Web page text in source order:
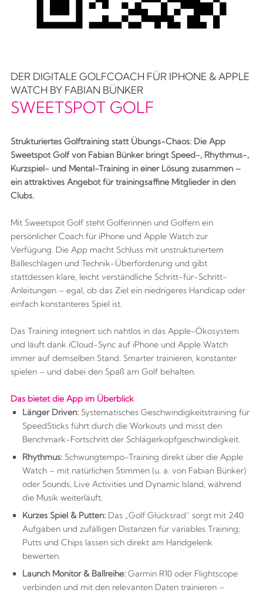
DER DIGITALE GOLFCOACH FÜR IPHONE & APPLE
WATCH BY FABIAN BÜNKER
SWEETSPOT GOLF
Strukturiertes Golftraining statt Übungs-Chaos: Die App
Sweetspot Golf von Fabian Bünker bringt Speed-, Rhythmus-,
Kurzspiel- und Mental-Training in einer Lösung zusammen –
ein attraktives Angebot für trainingsaffine Mitglieder in den
Clubs.
Mit Sweetspot Golf steht Golferinnen und Golfern ein
persönlicher Coach für iPhone und Apple Watch zur
Verfügung. Die App macht Schluss mit unstrukturiertem
Bälleschlagen und Technik-Überforderung und gibt
stattdessen klare, leicht verständliche Schritt-für-Schritt-
Anleitungen – egal, ob das Ziel ein niedrigeres Handicap oder
einfach konstanteres Spiel ist.
Das Training integriert sich nahtlos in das Apple-Ökosystem
und läuft dank iCloud-Sync auf iPhone und Apple Watch
immer auf demselben Stand. Smarter trainieren, konstanter
spielen – und dabei den Spaß am Golf behalten.
Das bietet die App im Überblick
Länger Driven: Systematisches Geschwindigkeitstraining für
SpeedSticks führt durch die Workouts und misst den
Benchmark-Fortschritt der Schlägerkopfgeschwindigkeit.
Rhythmus: Schwungtempo-Training direkt über die Apple
Watch – mit natürlichen Stimmen (u. a. von Fabian Bünker)
oder Sounds, Live Activities und Dynamic Island, während
die Musik weiterläuft.
Kurzes Spiel & Putten: Das „Golf Glücksrad“ sorgt mit 240
Aufgaben und zufälligen Distanzen für variables Training;
Putts und Chips lassen sich direkt am Handgelenk
bewerten.
Launch Monitor & Ballreihe: Garmin R10 oder Flightscope
verbinden und mit den relevanten Daten trainieren –